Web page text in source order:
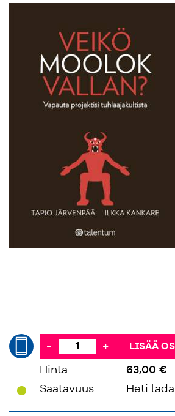
- + LISÄÄ
Hinta
63,00 €
Saatavuus
Heti